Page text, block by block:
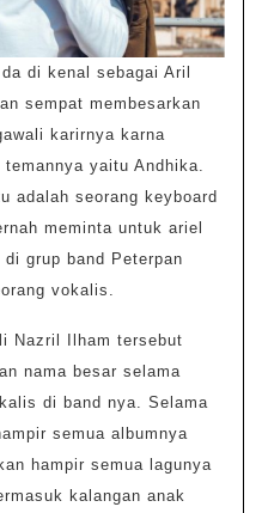
di kenal sebagai Aril
sempat membesarkan
karirnya karna
yaitu Andhika.
adalah seorang keyboard
meminta untuk ariel
grup band Peterpan
vokalis.
Nazril Ilham tersebut
nama besar selama
di band nya. Selama
semua albumnya
hampir semua lagunya
kalangan anak